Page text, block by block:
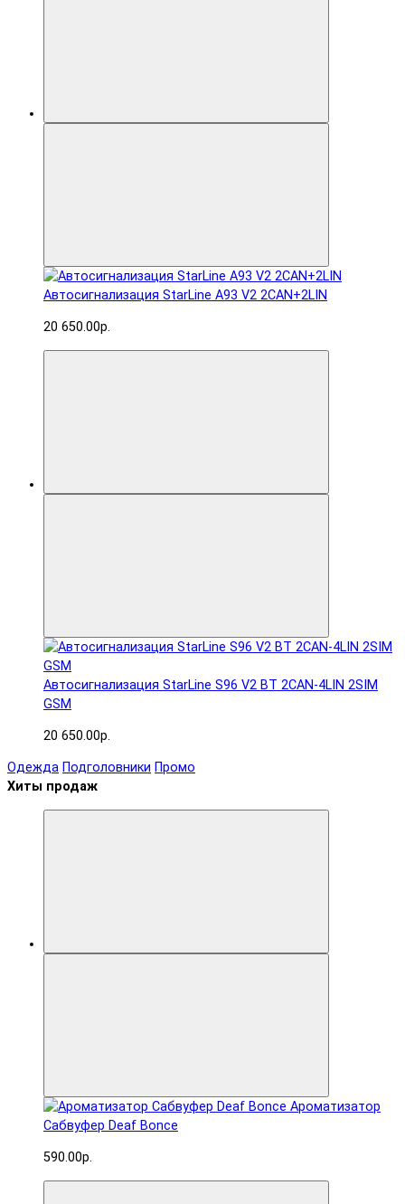
Автосигнализация StarLine A93 V2 2CAN+2LIN
20 650.00р.
Автосигнализация StarLine S96 V2 BT 2CAN-4LIN 2SIM
GSM
20 650.00р.
Одежда Подголовники Промо
Хиты продаж
Ароматизатор
Сабвуфер Deaf Bonce
590.00р.